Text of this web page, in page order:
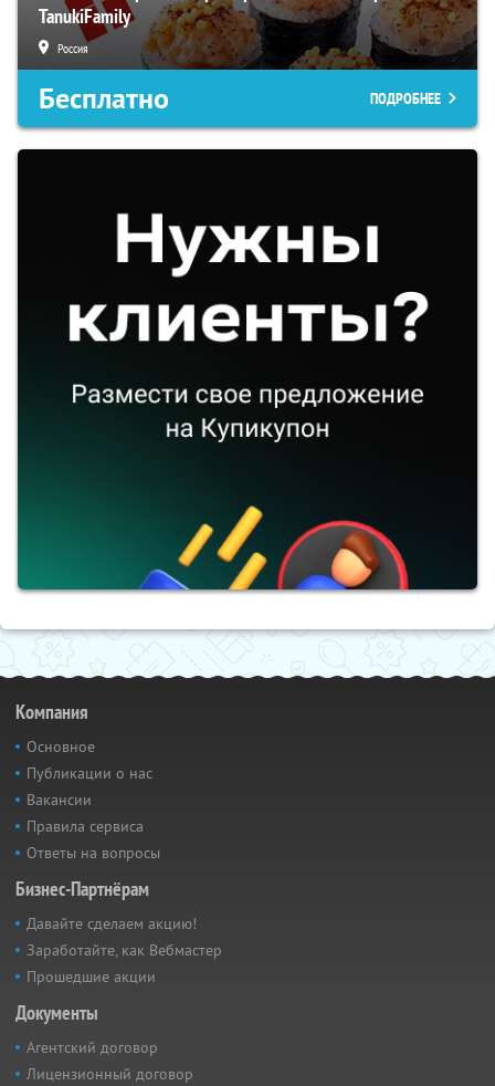
TanukiFamily
Россия
Бесплатно ПОДРОБНЕЕ
Компания
Основное
Публикации о нас
Вакансии
Правила сервиса
Ответы на вопросы
Бизнес-Партнёрам
Давайте сделаем акцию!
Заработайте, как Вебмастер
Прошедшие акции
Документы
Агентский договор
Лицензионный договор